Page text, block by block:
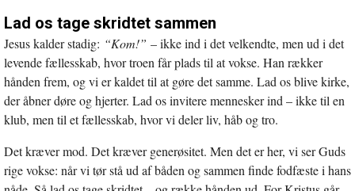
Lad os tage skridtet sammen
Jesus kalder stadig: “Kom!” – ikke ind i det velkendte, men ud i det
levende fællesskab, hvor troen får plads til at vokse. Han rækker
hånden frem, og vi er kaldet til at gøre det samme. Lad os blive kirke,
der åbner døre og hjerter. Lad os invitere mennesker ind – ikke til en
klub, men til et fællesskab, hvor vi deler liv, håb og tro.
Det kræver mod. Det kræver generøsitet. Men det er her, vi ser Guds
rige vokse: når vi tør stå ud af båden og sammen finde fodfæste i hans